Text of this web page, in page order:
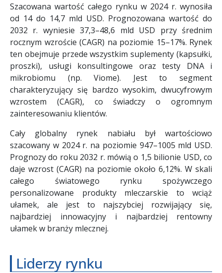
Szacowana wartość całego rynku w 2024 r. wynosiła
od 14 do 14,7 mld USD. Prognozowana wartość do
2032 r. wyniesie 37,3–48,6 mld USD przy średnim
rocznym wzroście (CAGR) na poziomie 15–17%. Rynek
ten obejmuje przede wszystkim suplementy (kapsułki,
proszki), usługi konsultingowe oraz testy DNA i
mikrobiomu (np. Viome). Jest to segment
charakteryzujący się bardzo wysokim, dwucyfrowym
wzrostem (CAGR), co świadczy o ogromnym
zainteresowaniu klientów.
Cały globalny rynek nabiału był wartościowo
szacowany w 2024 r. na poziomie 947–1005 mld USD.
Prognozy do roku 2032 r. mówią o 1,5 bilionie USD, co
daje wzrost (CAGR) na poziomie około 6,12%. W skali
całego światowego rynku spożywczego
personalizowane produkty mleczarskie to wciąż
ułamek, ale jest to najszybciej rozwijający się,
najbardziej innowacyjny i najbardziej rentowny
ułamek w branży mlecznej.
Liderzy rynku